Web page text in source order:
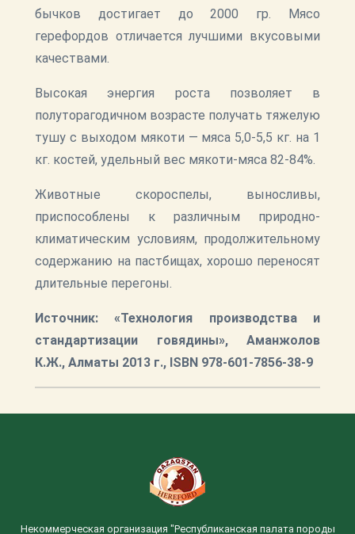
бычков достигает до 2000 гр. Мясо
герефордов отличается лучшими вкусовыми
качествами.
Высокая энергия роста позволяет в
полуторагодичном возрасте получать тяжелую
тушу с выходом мякоти — мяса 5,0-5,5 кг. на 1
кг. костей, удельный вес мякоти-мяса 82-84%.
Животные скороспелы, выносливы,
приспособлены к различным природно-
климатическим условиям, продолжительному
содержанию на пастбищах, хорошо переносят
длительные перегоны.
Источник: «Технология производства и
стандартизации говядины», Аманжолов
К.Ж., Алматы 2013 г., ISBN 978-601-7856-38-9
Некоммерческая организация "Республиканская палата породы